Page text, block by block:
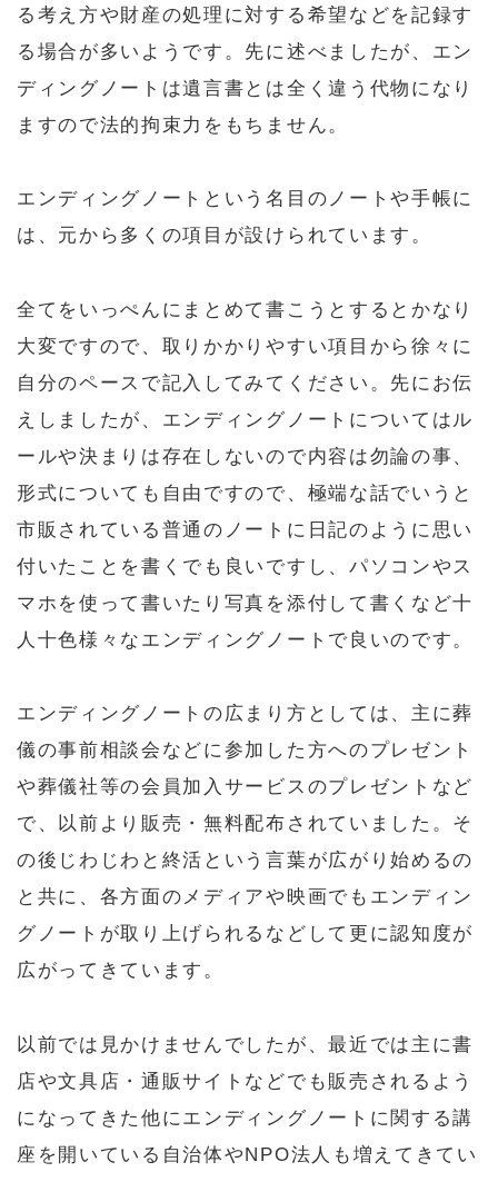
る考え方や財産の処理に対する希望などを記録す
る場合が多いようです。先に述べましたが、エン
ディングノートは遺言書とは全く違う代物になり
ますので法的拘束力をもちません。
エンディングノートという名目のノートや手帳に
は、元から多くの項目が設けられています。
全てをいっぺんにまとめて書こうとするとかなり
大変ですので、取りかかりやすい項目から徐々に
自分のペースで記入してみてください。先にお伝
えしましたが、エンディングノートについてはル
ールや決まりは存在しないので内容は勿論の事、
形式についても自由ですので、極端な話でいうと
市販されている普通のノートに日記のように思い
付いたことを書くでも良いですし、パソコンやス
マホを使って書いたり写真を添付して書くなど十
人十色様々なエンディングノートで良いのです。
エンディングノートの広まり方としては、主に葬
儀の事前相談会などに参加した方へのプレゼント
や葬儀社等の会員加入サービスのプレゼントなど
で、以前より販売・無料配布されていました。そ
の後じわじわと終活という言葉が広がり始めるの
と共に、各方面のメディアや映画でもエンディン
グノートが取り上げられるなどして更に認知度が
広がってきています。
以前では見かけませんでしたが、最近では主に書
店や文具店・通販サイトなどでも販売されるよう
になってきた他にエンディングノートに関する講
座を開いている自治体やNPO法人も増えてきてい